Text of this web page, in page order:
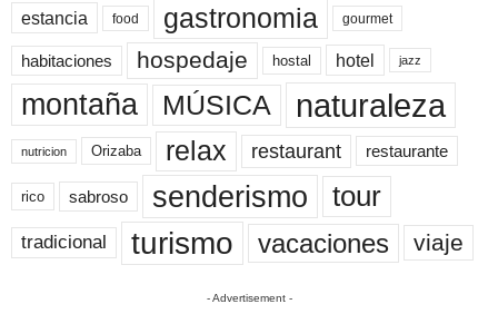
estancia food gastronomia gourmet
habitaciones hospedaje hostal hotel jazz
montaña MÚSICA naturaleza
nutricion Orizaba relax restaurant restaurante
rico sabroso senderismo tour
tradicional turismo vacaciones viaje
- Advertisement -